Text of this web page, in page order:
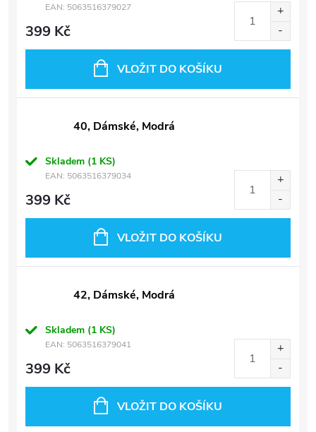
EAN: 5063516379027
399 Kč
VLOŽIT DO KOŠÍKU
40, Dámské, Modrá
Skladem (1 KS)
EAN: 5063516379034
399 Kč
VLOŽIT DO KOŠÍKU
42, Dámské, Modrá
Skladem (1 KS)
EAN: 5063516379041
399 Kč
VLOŽIT DO KOŠÍKU